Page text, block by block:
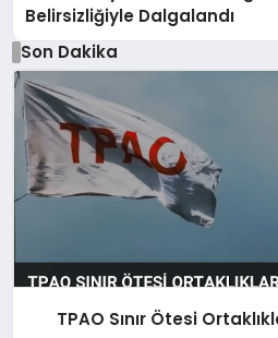
Belirsizliğiyle Dalgalandı
Son Dakika
TPAO Sınır Ötesi